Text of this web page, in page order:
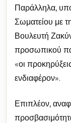
Παράλληλα,
Σωματείου με
Βουλευτή
προσωπικού
«οι
ενδιαφέρον».
Επιπλέον,